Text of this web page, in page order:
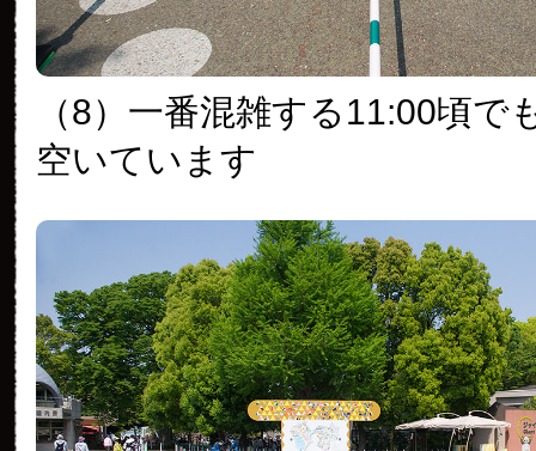
（8）一番混雑する11:00頃で
空いています